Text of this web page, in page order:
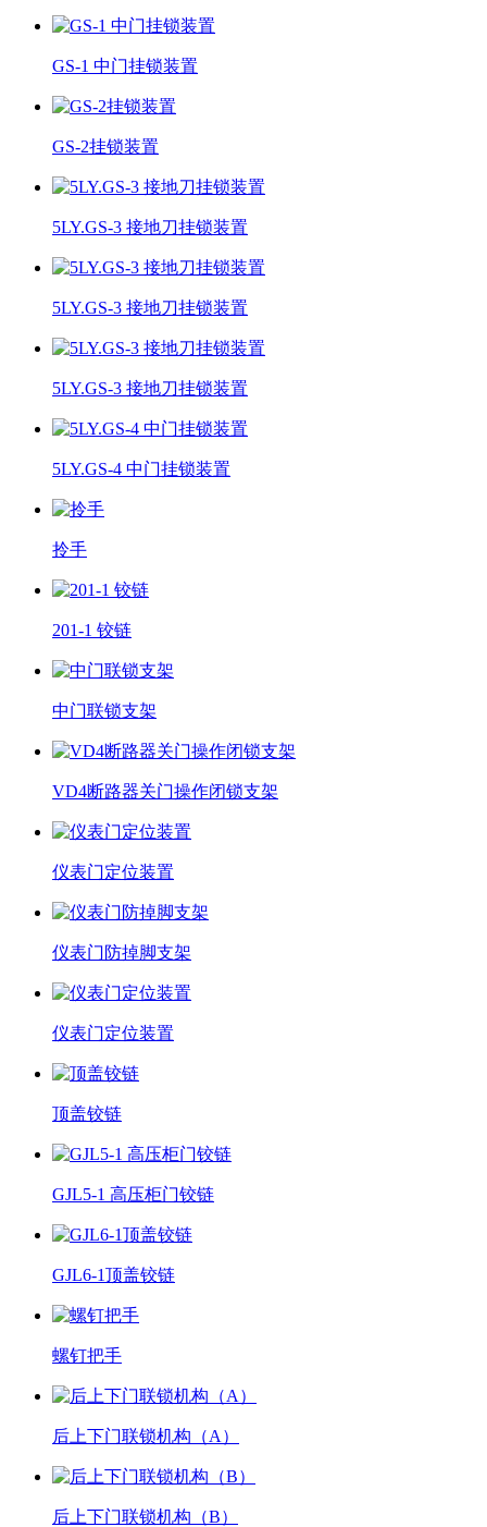
GS-1 中门挂锁装置
GS-2挂锁装置
5LY.GS-3 接地刀挂锁装置
5LY.GS-3 接地刀挂锁装置
5LY.GS-3 接地刀挂锁装置
5LY.GS-4 中门挂锁装置
拎手
201-1 铰链
中门联锁支架
VD4断路器关门操作闭锁支架
仪表门定位装置
仪表门防掉脚支架
仪表门定位装置
顶盖铰链
GJL5-1 高压柜门铰链
GJL6-1顶盖铰链
螺钉把手
后上下门联锁机构（A）
后上下门联锁机构（B）